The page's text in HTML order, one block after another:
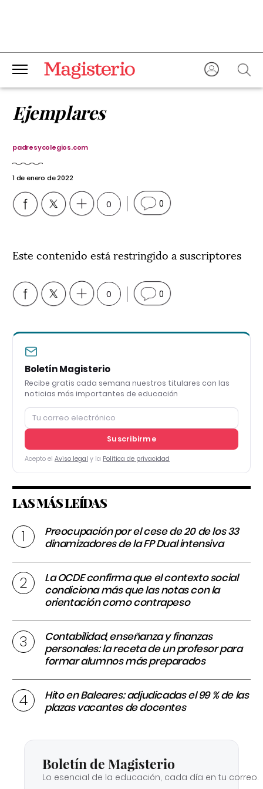
Ejemplares
padresycolegios.com
1 de enero de 2022
0 0
Este contenido está restringido a suscriptores
0 0
Boletín Magisterio
Recibe gratis cada semana nuestros titulares con las
noticias más importantes de educación
Suscribirme
Acepto el Aviso legal y la Política de privacidad
LAS MÁS LEÍDAS
Preocupación por el cese de 20 de los 33
dinamizadores de la FP Dual intensiva
La OCDE confirma que el contexto social
condiciona más que las notas con la
orientación como contrapeso
Contabilidad, enseñanza y finanzas
personales: la receta de un profesor para
formar alumnos más preparados
Hito en Baleares: adjudicadas el 99 % de las
plazas vacantes de docentes
Boletín de Magisterio
Lo esencial de la educación, cada día en tu correo.